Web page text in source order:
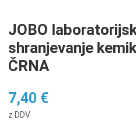
JOBO
shranjevanje
ČRNA
7,40 €
z DDV